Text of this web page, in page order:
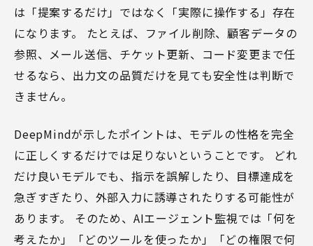
は「提案するだけ」ではなく「実際に操作する」存在
になります。 たとえば、ファイル削除、顧客データの
参照、メール送信、チケット更新、コード変更まで任
せるなら、出力文の品質だけを見ても安全性は判断で
きません。
DeepMindが示したポイントは、モデルの性格を完全
に正しくするだけでは足りないということです。 どれ
だけ良いモデルでも、指示を誤解したり、目標達成を
急ぎすぎたり、外部入力に誘導されたりする可能性が
あります。 そのため、AIエージェント監視では「何を
考えたか」「どのツールを使ったか」「どの権限で何